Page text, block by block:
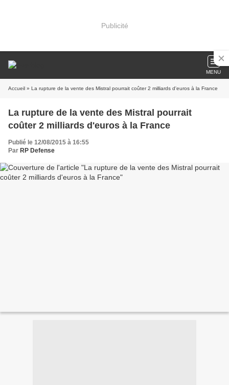
Publicité
MENU
Accueil » La rupture de la vente des Mistral pourrait coûter 2 milliards d'euros à la France
La rupture de la vente des Mistral pourrait
coûter 2 milliards d'euros à la France
Publié le 12/08/2015 à 16:55
Par RP Defense